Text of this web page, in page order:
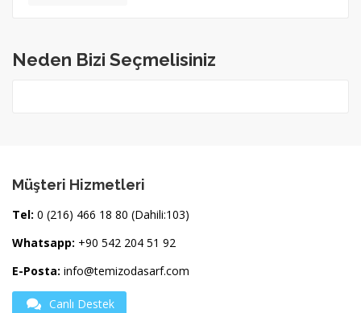
Neden Bizi Seçmelisiniz
Müşteri Hizmetleri
Tel: 0 (216) 466 18 80 (Dahili:103)
Whatsapp: +90 542 204 51 92
E-Posta: info@temizodasarf.com
Canlı Destek